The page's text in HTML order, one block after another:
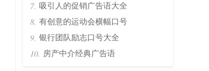
吸引人的促销广告语大全
有创意的运动会横幅口号
银行团队励志口号大全
房产中介经典广告语